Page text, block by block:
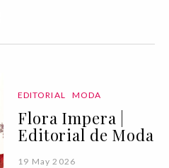
EDITORIAL MODA
Flora Impera |
Editorial de Moda
19 May 2026